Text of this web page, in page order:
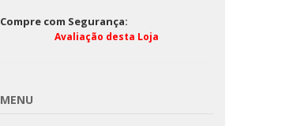
Compre com Segurança:
Avaliação desta Loja
MENU